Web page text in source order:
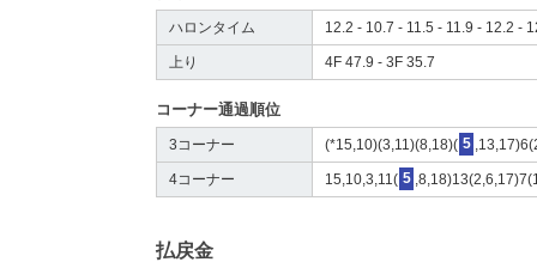
ハロンタイム 12.2 - 10.7 - 11.5 - 11.9 - 12.2 -
上り 4F 47.9 - 3F 35.7
コーナー通過順位
3コーナー (*15,10)(3,11)(8,18)( 5
4コーナー 15,10,3,11( 5
払戻金